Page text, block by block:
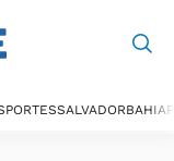
SALVADORBAHIA